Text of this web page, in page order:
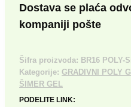
№16
15g
Dostava se plaća
kompaniji pošte
Šifra proizvoda: BR16 POLY-
Kategorije: GRADIVNI POLY
ŠIMER GEL
PODELITE LINK: